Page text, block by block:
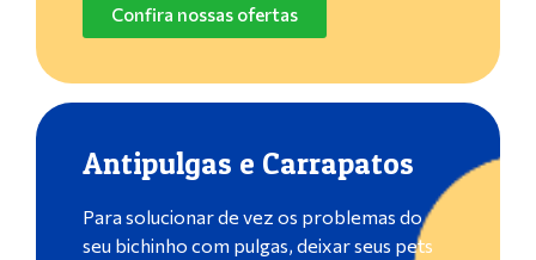
Confira nossas ofertas
Antipulgas e Carrapatos
Para solucionar de vez os problemas do
seu bichinho com pulgas, deixar seus pets